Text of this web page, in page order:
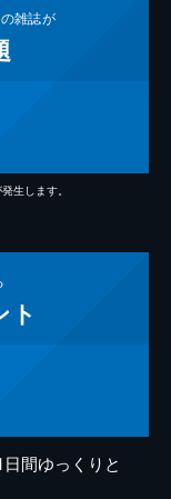
雑誌が
生します。
ト
間ゆっくりと